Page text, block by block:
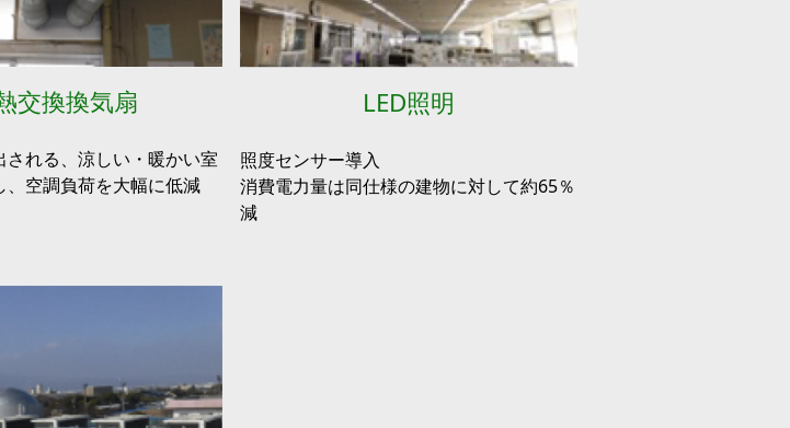
交換換気扇
される、涼しい・暖かい室
、空調負荷を大幅に低減
LED照明
照度センサー導入
消費電力量は同仕様の建物に対して約65％
減